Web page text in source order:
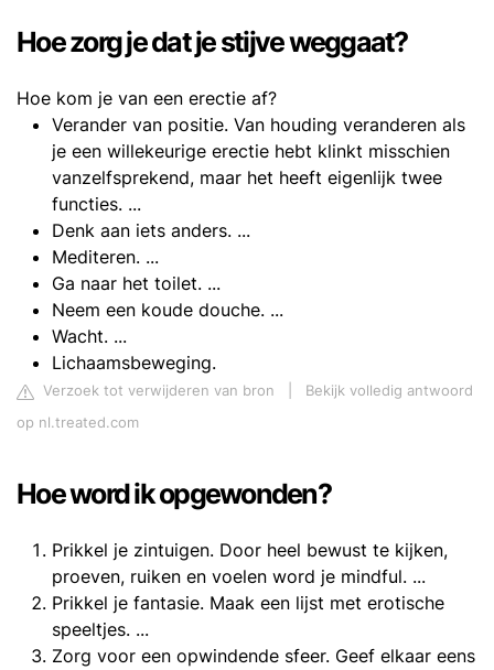
Hoe zorg je dat je stijve weggaat?
Hoe kom je van een erectie af?
Verander van positie. Van houding veranderen als
je een willekeurige erectie hebt klinkt misschien
vanzelfsprekend, maar het heeft eigenlijk twee
functies. ...
Denk aan iets anders. ...
Mediteren. ...
Ga naar het toilet. ...
Neem een koude douche. ...
Wacht. ...
Lichaamsbeweging.
Verzoek tot verwijderen van bron
Bekijk volledig antwoord
op nl.treated.com
Hoe word ik opgewonden?
Prikkel je zintuigen. Door heel bewust te kijken,
proeven, ruiken en voelen word je mindful. ...
Prikkel je fantasie. Maak een lijst met erotische
speeltjes. ...
Zorg voor een opwindende sfeer. Geef elkaar eens